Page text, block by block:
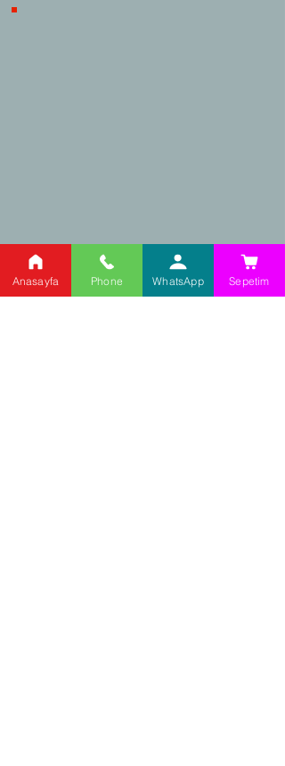
Adres:
Şehit Cahar Dudayev
Kargo Takip
Anasayfa Phone WhatsApp Sepetim